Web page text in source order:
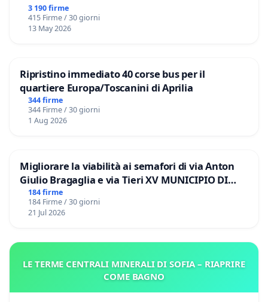
3 190 firme
415 Firme / 30 giorni
13 May 2026
Ripristino immediato 40 corse bus per il
quartiere Europa/Toscanini di Aprilia
344 firme
344 Firme / 30 giorni
1 Aug 2026
Migliorare la viabilità ai semafori di via Anton
Giulio Bragaglia e via Tieri XV MUNICIPIO DI
ROMA
184 firme
184 Firme / 30 giorni
21 Jul 2026
LE TERME CENTRALI MINERALI DI SOFIA – RIAPRIRE
COME BAGNO